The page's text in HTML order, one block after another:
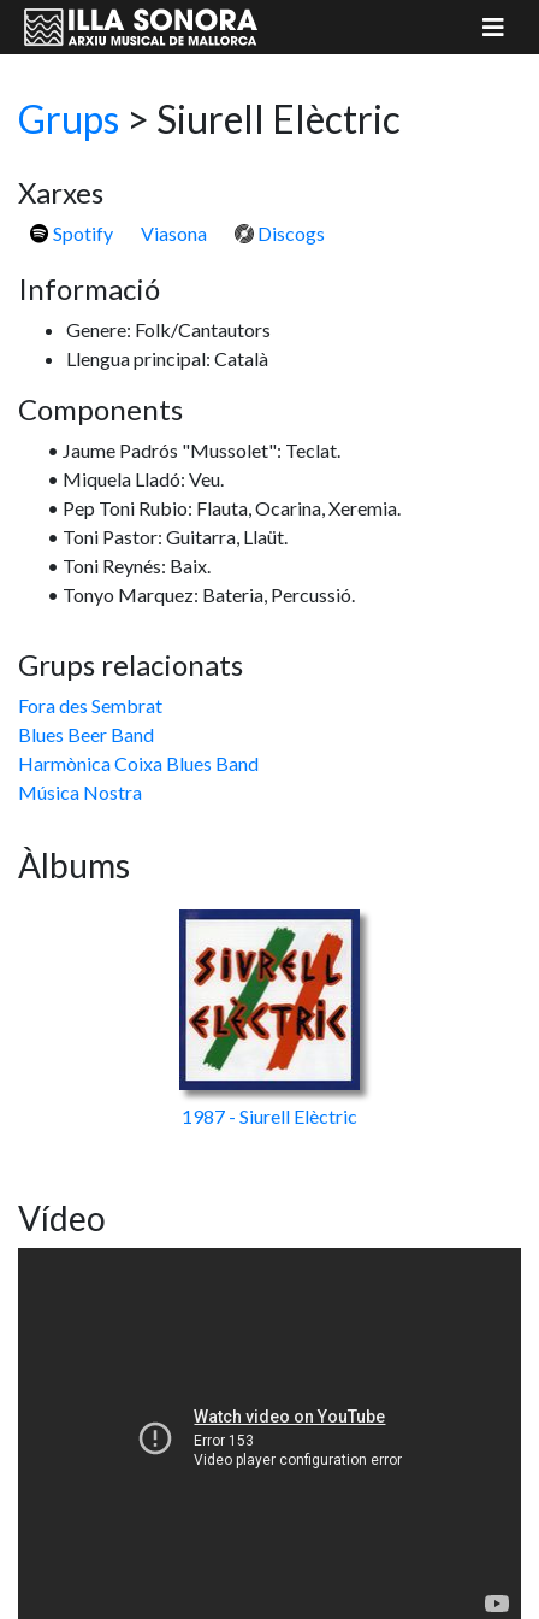
Grups > Siurell Elèctric
Xarxes
Spotify Viasona Discogs
Informació
Genere: Folk/Cantautors
Llengua principal: Català
Components
• Jaume Padrós "Mussolet": Teclat.
• Miquela Lladó: Veu.
• Pep Toni Rubio: Flauta, Ocarina, Xeremia.
• Toni Pastor: Guitarra, Llaüt.
• Toni Reynés: Baix.
• Tonyo Marquez: Bateria, Percussió.
Grups relacionats
Fora des Sembrat
Blues Beer Band
Harmònica Coixa Blues Band
Música Nostra
Àlbums
1987 - Siurell Elèctric
Vídeo